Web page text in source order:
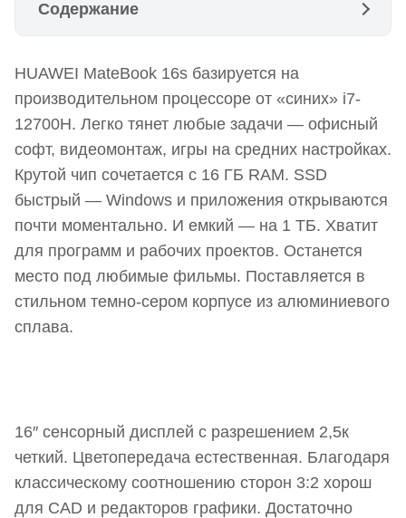
Содержание
фрилансера
2. ASUS ZenBook Flip 13 UX363 — дорожный
3. MacBook Pro 16 — творческий центр по
космической цене
4. Lenovo Yoga 6 13ALC6 — легкий, быстрый,
маленький
5. HP Victus 16-e0074ur — графика под игры
HUAWEI MateBook 16s базируется на
производительном процессоре от «синих» i7-
12700H. Легко тянет любые задачи — офисный
софт, видеомонтаж, игры на средних настройках.
Крутой чип сочетается с 16 ГБ RAM. SSD
быстрый — Windows и приложения открываются
почти моментально. И емкий — на 1 ТБ. Хватит
для программ и рабочих проектов. Останется
место под любимые фильмы. Поставляется в
стильном темно-сером корпусе из алюминиевого
сплава.
16″ сенсорный дисплей с разрешением 2,5к
четкий. Цветопередача естественная. Благодаря
классическому соотношению сторон 3:2 хорош
для CAD и редакторов графики. Достаточно